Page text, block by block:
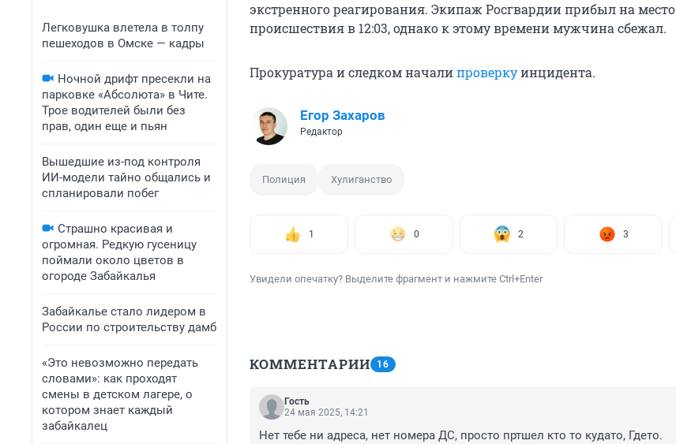
Легковушка влетела в толпу
пешеходов в Омске — кадры
Ночной дрифт пресекли на
парковке «Абсолюта» в Чите.
Трое водителей были без
прав, один еще и пьян
Вышедшие из-под контроля
ИИ-модели тайно общались и
спланировали побег
Страшно красивая и
огромная. Редкую гусеницу
поймали около цветов в
огороде Забайкалья
Забайкалье стало лидером в
России по строительству дамб
«Это невозможно передать
словами»: как проходят
смены в детском лагере, о
котором знает каждый
забайкалец
экстренного реагирования. Экипаж Росгвардии прибыл на место
происшествия в 12:03, однако к этому времени мужчина сбежал.
Прокуратура и следком началипроверкуинцидента.
Егор Захаров
Редактор
Полиция Хулиганство
1 0 2 3
Увидели опечатку? Выделите фрагмент и нажмите Ctrl+Enter
КОММЕНТАРИИ 16
Гость
24 мая 2025, 14:21
Нет тебе ни адреса, нет номера ДС, просто пртшел кто то кудато, Гдето.